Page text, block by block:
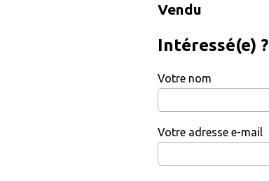
Vendu
Intéressé(e) ?
Votre nom
Votre adresse e-mail